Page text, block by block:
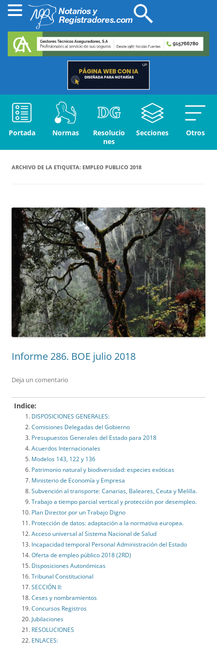
Portada Normas
Resolucio
nes
Secciones Otros
ARCHIVO DE LA ETIQUETA: EMPLEO PUBLICO 2018
Informe 286. BOE julio 2018
Deja un comentario
Indice:
DISPOSICIONES GENERALES:
Comisiones Delegadas del Gobierno
Presupuestos Generales del Estado para 2018
Acuerdos Internacionales
Modelos 143, 122 y 136
Patrimonio natural y biodiversidad: especies exóticas
Ministerio de Economía y Empresa
Subvención al transporte: Canarias, Baleares, Ceuta y Melilla.
Trabajo a tiempo parcial vertical y protección por desempleo.
Plan Director por un Trabajo Digno
Protección de datos: adaptación a la normativa europea.
Acceso universal al Sistema Nacional de Salud
Incapacidad temporal Personal Administración del Estado
Oferta de empleo público 2018 (2RD)
Disposiciones Autonómicas
Tribunal Constitucional
SECCIÓN II:
Ceses y nombramientos
Concursos Registros
Jubilaciones
RESOLUCIONES
ENLACES: